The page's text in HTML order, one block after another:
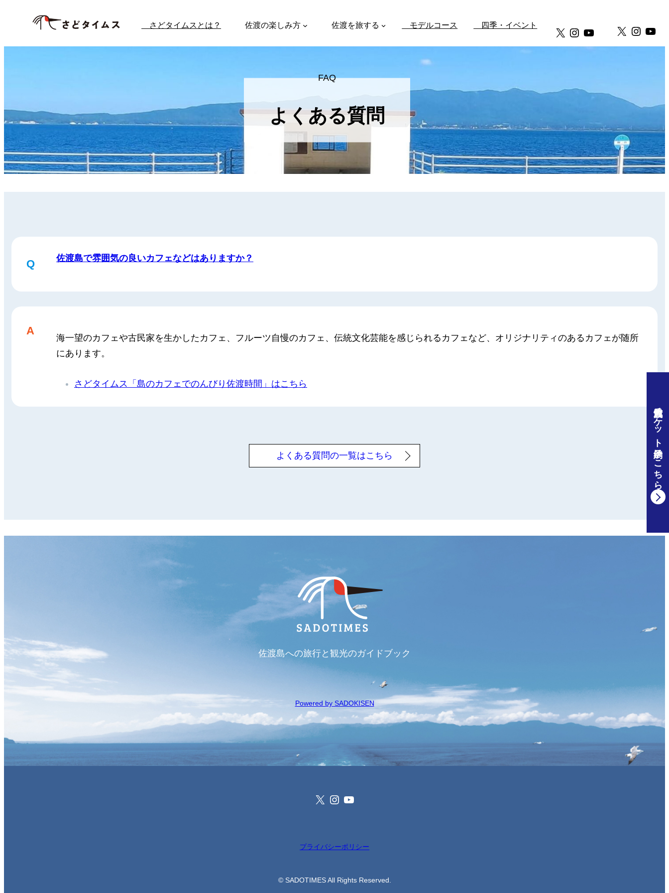
さどタイムスとは？ 佐渡の楽しみ方 佐渡を旅する モデルコース 四季・イベント X Instagram
YouTube
X
佐渡汽船チケット予約はこちら
FAQ
よくある質問
Q 佐渡島で雰囲気の良いカフェなどはありますか？
A
海一望のカフェや古民家を生かしたカフェ、フルーツ自慢のカフェ、伝統文化芸能を感じられるカフェなど、オリジナリティのあるカフェが随所
にあります。
さどタイムス「島のカフェでのんびり佐渡時間」はこちら
よくある質問の一覧はこちら
佐渡島への旅行と観光のガイドブック
Powered by SADOKISEN
X Instagram
YouTube
プライバシーポリシー
© SADOTIMES All Rights Reserved.